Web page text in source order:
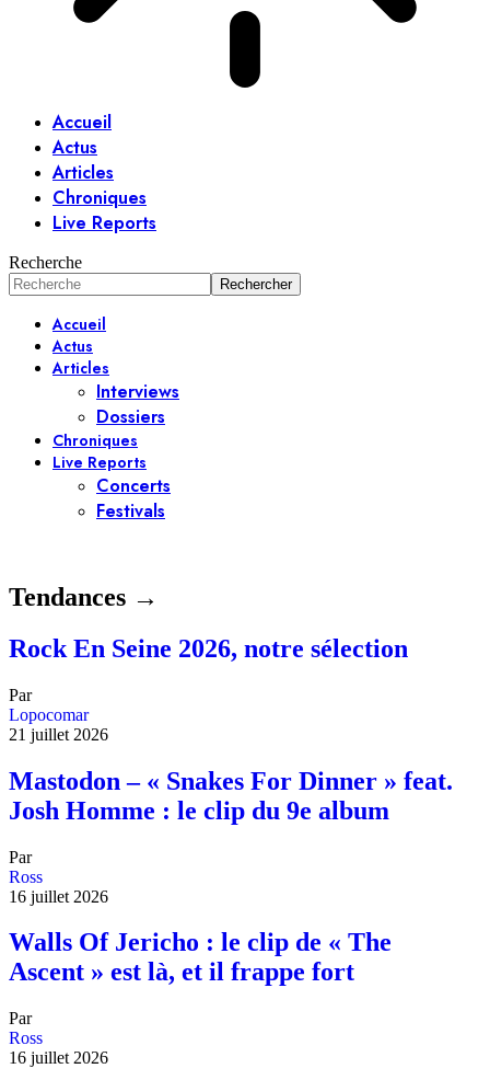
Accueil
Actus
Articles
Chroniques
Live Reports
Recherche
Accueil
Actus
Articles
Interviews
Dossiers
Chroniques
Live Reports
Concerts
Festivals
Tendances →
Rock En Seine 2026, notre sélection
Par
Lopocomar
21 juillet 2026
Mastodon – « Snakes For Dinner » feat.
Josh Homme : le clip du 9e album
Par
Ross
16 juillet 2026
Walls Of Jericho : le clip de « The
Ascent » est là, et il frappe fort
Par
Ross
16 juillet 2026